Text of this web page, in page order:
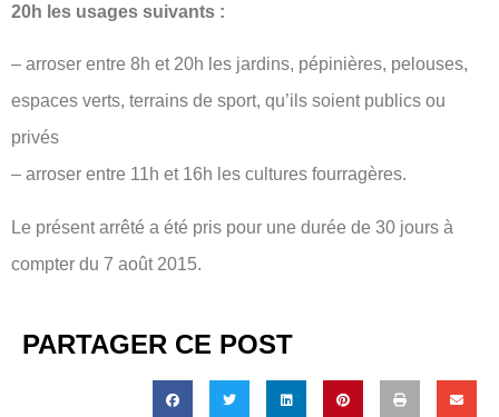
20h les usages suivants :
– arroser entre 8h et 20h les jardins, pépinières, pelouses,
espaces verts, terrains de sport, qu’ils soient publics ou
privés
– arroser entre 11h et 16h les cultures fourragères.
Le présent arrêté a été pris pour une durée de 30 jours à
compter du 7 août 2015.
PARTAGER CE POST